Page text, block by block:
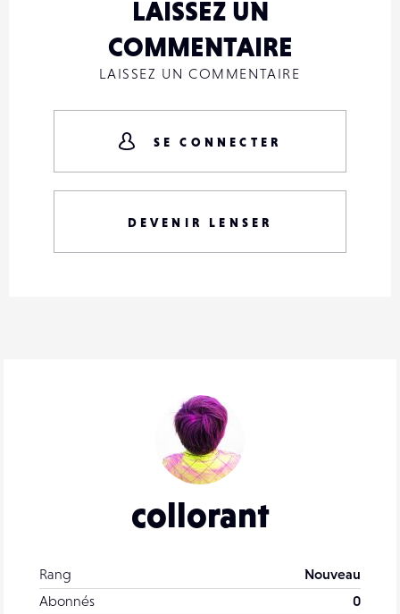
collorant
Rang
Nouveau
Abonnés
0
LAISSEZ UN
COMMENTAIRE
LAISSEZ UN COMMENTAIRE
SE CONNECTER
DEVENIR LENSER